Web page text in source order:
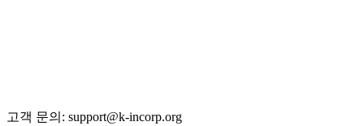
고객 문의: support@k-incorp.org